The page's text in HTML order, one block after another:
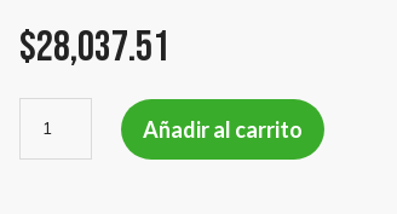
$28,037.51
AIRE
HONDA
Añadir al carrito